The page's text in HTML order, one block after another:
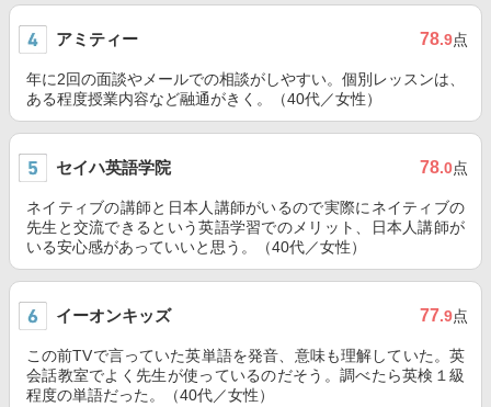
アミティー 78.9点
年に2回の面談やメールでの相談がしやすい。個別レッスンは、
ある程度授業内容など融通がきく。（40代／女性）
セイハ英語学院 78.0点
ネイティブの講師と日本人講師がいるので実際にネイティブの
先生と交流できるという英語学習でのメリット、日本人講師が
いる安心感があっていいと思う。（40代／女性）
イーオンキッズ 77.9点
この前TVで言っていた英単語を発音、意味も理解していた。英
会話教室でよく先生が使っているのだそう。調べたら英検１級
程度の単語だった。（40代／女性）